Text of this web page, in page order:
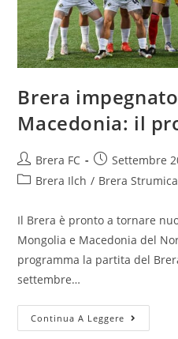
Brera
Macedonia: il
Brera FC
Settembre
Brera Ilch / Brera Strumica
Il Brera è pronto a tornare
Mongolia e Macedonia del
programma la partita del
settembre…
Continua A Leggere